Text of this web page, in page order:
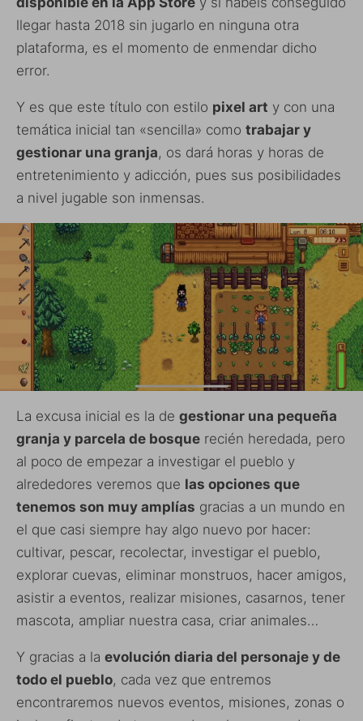
llegar hasta 2018 sin jugarlo en ninguna otra
plataforma, es el momento de enmendar dicho
error.
Y es que este título con estilo pixel art y con una
temática inicial tan «sencilla» como trabajar y
gestionar una granja, os dará horas y horas de
entretenimiento y adicción, pues sus posibilidades
a nivel jugable son inmensas.
La excusa inicial es la de gestionar una pequeña
granja y parcela de bosque recién heredada, pero
al poco de empezar a investigar el pueblo y
alrededores veremos que las opciones que
tenemos son muy amplías gracias a un mundo en
el que casi siempre hay algo nuevo por hacer:
cultivar, pescar, recolectar, investigar el pueblo,
explorar cuevas, eliminar monstruos, hacer amigos,
asistir a eventos, realizar misiones, casarnos, tener
mascota, ampliar nuestra casa, criar animales…
Y gracias a la evolución diaria del personaje y de
todo el pueblo, cada vez que entremos
encontraremos nuevos eventos, misiones, zonas o